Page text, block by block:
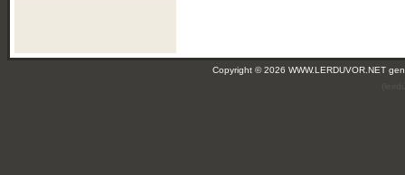
Copyright © 2026 WWW.LERDUVOR.NET